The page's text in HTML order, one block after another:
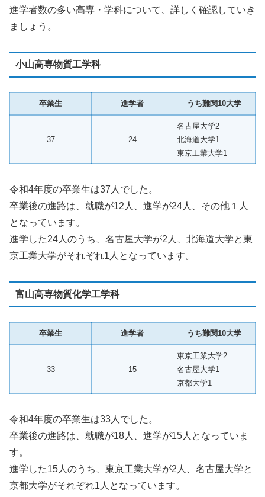
進学者数の多い高専・学科について、詳しく確認していき
ましょう。
小山高専物質工学科
卒業生 進学者 うち難関10大学
37 24
名古屋大学2
北海道大学1
東京工業大学1
令和4年度の卒業生は37人でした。
卒業後の進路は、就職が12人、進学が24人、その他１人
となっています。
進学した24人のうち、名古屋大学が2人、北海道大学と東
京工業大学がそれぞれ1人となっています。
富山高専物質化学工学科
卒業生 進学者 うち難関10大学
33 15
東京工業大学2
名古屋大学1
京都大学1
令和4年度の卒業生は33人でした。
卒業後の進路は、就職が18人、進学が15人となっていま
す。
進学した15人のうち、東京工業大学が2人、名古屋大学と
京都大学がそれぞれ1人となっています。